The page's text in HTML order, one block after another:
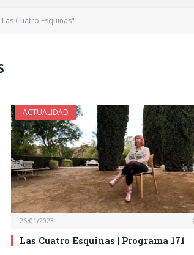
Cuatro Esquinas"
ACTUALIDAD
26/01/2023
Las Cuatro Esquinas | Programa 171